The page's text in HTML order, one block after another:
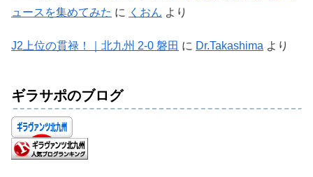
ュースを集めてみた に くおん より
J2上位の貫禄！｜北九州 2-0 磐田 に Dr.Takashima より
ギラサポのブログ